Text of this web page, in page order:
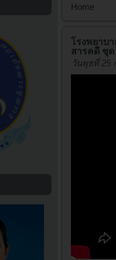
Home
โรงพยาบ
สารคดี ชุด
วันพุธที่ 25